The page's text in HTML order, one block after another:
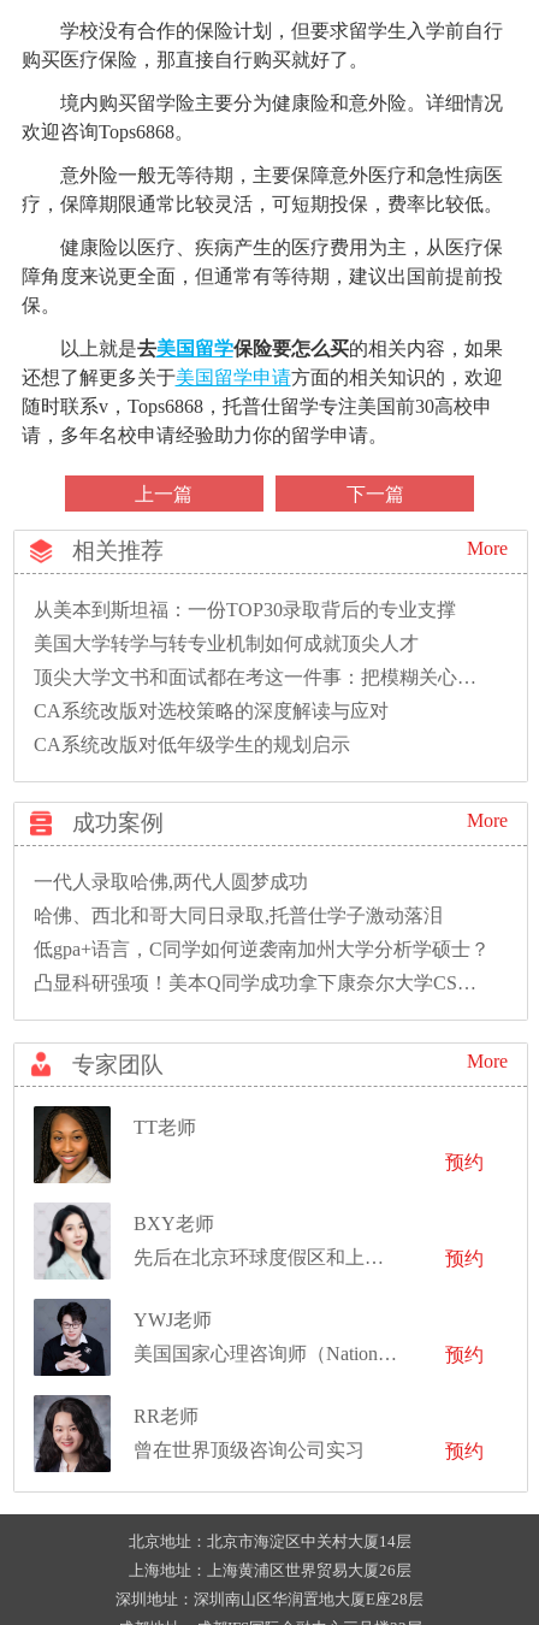
学校没有合作的保险计划，但要求留学生入学前自行
购买医疗保险，那直接自行购买就好了。
境内购买留学险主要分为健康险和意外险。详细情况
欢迎咨询Tops6868。
意外险一般无等待期，主要保障意外医疗和急性病医
疗，保障期限通常比较灵活，可短期投保，费率比较低。
健康险以医疗、疾病产生的医疗费用为主，从医疗保
障角度来说更全面，但通常有等待期，建议出国前提前投
保。
以上就是去美国留学保险要怎么买的相关内容，如果
还想了解更多关于美国留学申请方面的相关知识的，欢迎
随时联系v，Tops6868，托普仕留学专注美国前30高校申
请，多年名校申请经验助力你的留学申请。
上一篇 下一篇
相关推荐 More
从美本到斯坦福：一份TOP30录取背后的专业支撑
美国大学转学与转专业机制如何成就顶尖人才
顶尖大学文书和面试都在考这一件事：把模糊关心变成精准问题
CA系统改版对选校策略的深度解读与应对
CA系统改版对低年级学生的规划启示
成功案例 More
一代人录取哈佛,两代人圆梦成功
哈佛、西北和哥大同日录取,托普仕学子激动落泪
低gpa+语言，C同学如何逆袭南加州大学分析学硕士？
凸显科研强项！美本Q同学成功拿下康奈尔大学CS硕士录取！
专家团队 More
TT老师
预约
BXY老师
先后在北京环球度假区和上海迪士尼度假区工作，任职舞台经理
预约
YWJ老师
美国国家心理咨询师（National Certified Counselor），曾发表一篇一作SCI，俩篇共一SCI。
预约
RR老师
曾在世界顶级咨询公司实习
预约
北京地址：北京市海淀区中关村大厦14层
上海地址：上海黄浦区世界贸易大厦26层
深圳地址：深圳南山区华润置地大厦E座28层